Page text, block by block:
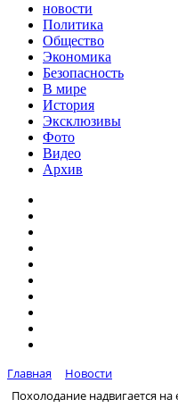
новости
Политика
Общество
Экономика
Безопасность
В мире
История
Эксклюзивы
Фото
Видео
Архив
Главная
Новости
Похолодание надвигается